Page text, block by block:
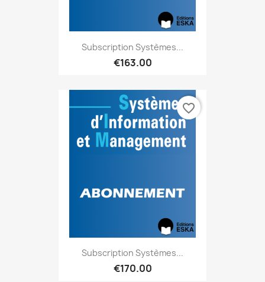
Subscription Systèmes...
€163.00
Subscription Systèmes...
€170.00
favorite_border